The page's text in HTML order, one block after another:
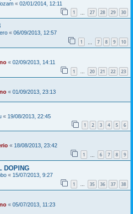
« 02/01/2014, 12:11
1 27 28 29 30
« 06/09/2013, 12:57
1 7 8 9 10
« 02/09/2013, 14:11
1 … 20 21 22 23
« 01/09/2013, 23:13
« 19/08/2013, 22:45
1 2 3 4 5 6
« 18/08/2013, 23:42
1 6 7 8 9
DOPING
« 15/07/2013, 9:27
1 … 35 36 37 38
« 05/07/2013, 11:23